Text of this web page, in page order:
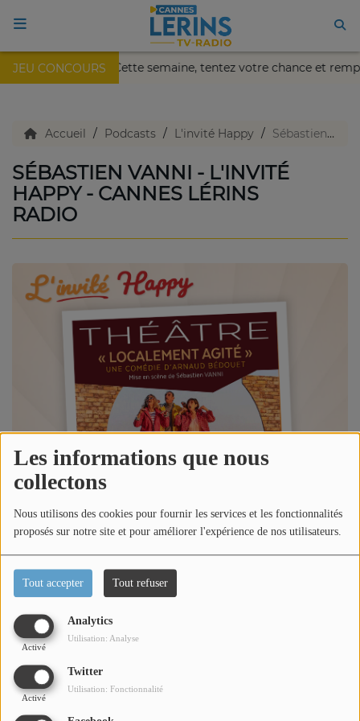
Les informations que nous
collectons
Nous utilisons des cookies pour fournir les services et les fonctionnalités
proposés sur notre site et pour améliorer l'expérience de nos utilisateurs.
Tout accepter Tout refuser
Analytics
Activé
Utilisation: Analyse
Twitter
Activé
Utilisation: Fonctionnalité
JEU CONCOURS
de Nice ! Cette semaine, tentez votre chance et
TV en direct
Replay TV
Emissions Radio
Emissions TV
Titres diffusés
Diffusions
Podcasts
Jeu concours
Contactez-nous
Se connecter
Accueil Podcasts L'invité Happy Sébastien Vanni - L'invité Happy - Cannes Lérins Radio
SÉBASTIEN VANNI - L'INVITÉ
HAPPY - CANNES LÉRINS
RADIO
Écouter le podcast